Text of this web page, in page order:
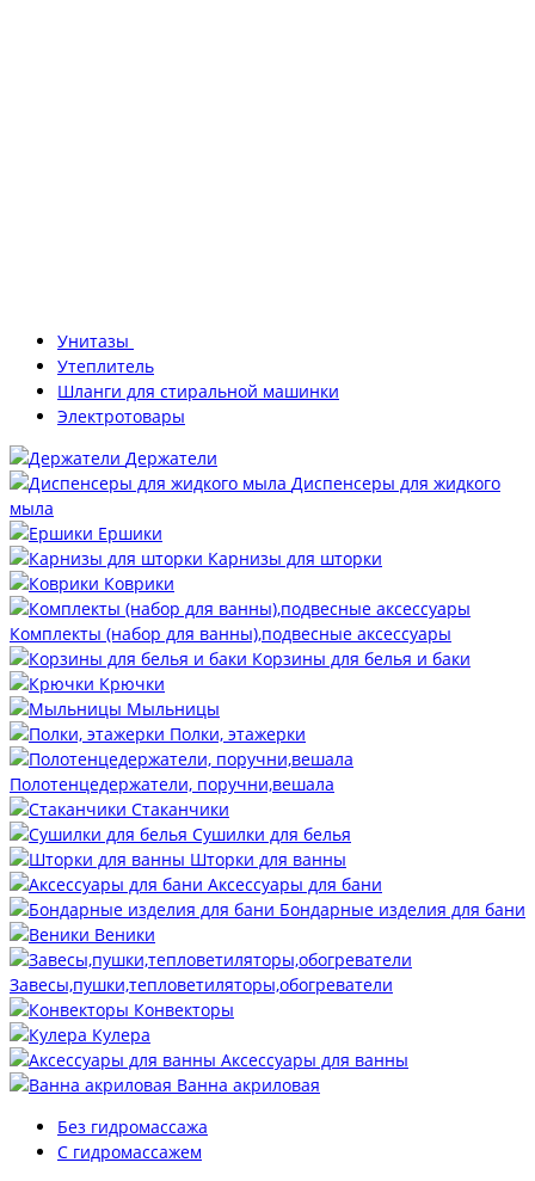
Унитазы
Утеплитель
Шланги для стиральной машинки
Электротовары
Держатели
Диспенсеры для жидкого
мыла
Ершики
Карнизы для шторки
Коврики
Комплекты (набор для ванны),подвесные аксессуары
Корзины для белья и баки
Крючки
Мыльницы
Полки, этажерки
Полотенцедержатели, поручни,вешала
Стаканчики
Сушилки для белья
Шторки для ванны
Аксессуары для бани
Бондарные изделия для бани
Веники
Завесы,пушки,тепловетиляторы,обогреватели
Конвекторы
Кулера
Аксессуары для ванны
Ванна акриловая
Без гидромассажа
С гидромассажем